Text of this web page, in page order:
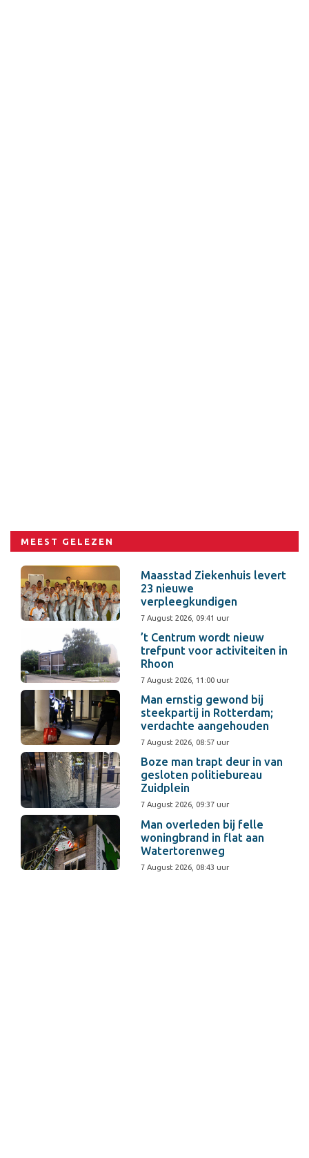
MEEST GELEZEN
Maasstad Ziekenhuis levert
23 nieuwe
verpleegkundigen
7 August 2026, 09:41 uur
’t Centrum wordt nieuw
trefpunt voor activiteiten in
Rhoon
7 August 2026, 11:00 uur
Man ernstig gewond bij
steekpartij in Rotterdam;
verdachte aangehouden
7 August 2026, 08:57 uur
Boze man trapt deur in van
gesloten politiebureau
Zuidplein
7 August 2026, 09:37 uur
Man overleden bij felle
woningbrand in flat aan
Watertorenweg
7 August 2026, 08:43 uur